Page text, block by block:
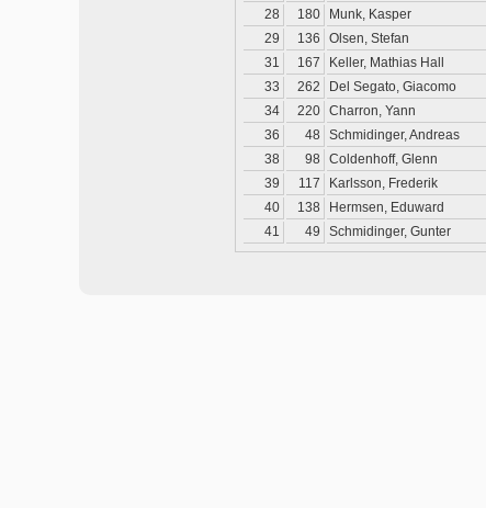
28
180 Munk, Kasper
29
136 Olsen, Stefan
31
167 Keller, Mathias Hall
33
262 Del Segato, Giacomo
34
220 Charron, Yann
36
48 Schmidinger, Andreas
38
98 Coldenhoff, Glenn
39
117 Karlsson, Frederik
40
138 Hermsen, Eduward
41
49 Schmidinger, Gunter